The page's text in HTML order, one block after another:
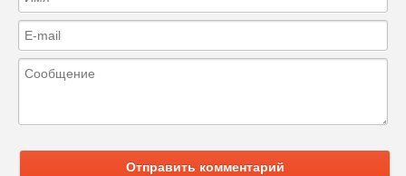
Отправить комментарий